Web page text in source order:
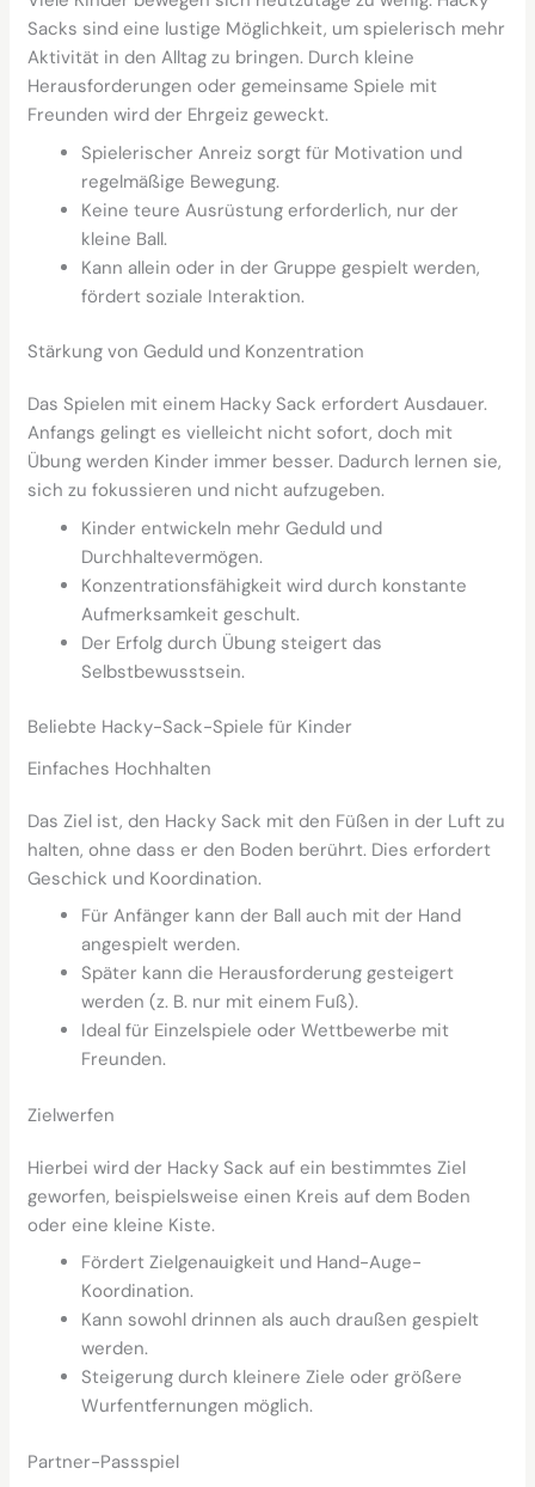
Sacks sind eine lustige Möglichkeit, um spielerisch mehr
Aktivität in den Alltag zu bringen. Durch kleine
Herausforderungen oder gemeinsame Spiele mit
Freunden wird der Ehrgeiz geweckt.
Spielerischer Anreiz sorgt für Motivation und
regelmäßige Bewegung.
Keine teure Ausrüstung erforderlich, nur der
kleine Ball.
Kann allein oder in der Gruppe gespielt werden,
fördert soziale Interaktion.
Stärkung von Geduld und Konzentration
Das Spielen mit einem Hacky Sack erfordert Ausdauer.
Anfangs gelingt es vielleicht nicht sofort, doch mit
Übung werden Kinder immer besser. Dadurch lernen sie,
sich zu fokussieren und nicht aufzugeben.
Kinder entwickeln mehr Geduld und
Durchhaltevermögen.
Konzentrationsfähigkeit wird durch konstante
Aufmerksamkeit geschult.
Der Erfolg durch Übung steigert das
Selbstbewusstsein.
Beliebte Hacky-Sack-Spiele für Kinder
Einfaches Hochhalten
Das Ziel ist, den Hacky Sack mit den Füßen in der Luft zu
halten, ohne dass er den Boden berührt. Dies erfordert
Geschick und Koordination.
Für Anfänger kann der Ball auch mit der Hand
angespielt werden.
Später kann die Herausforderung gesteigert
werden (z. B. nur mit einem Fuß).
Ideal für Einzelspiele oder Wettbewerbe mit
Freunden.
Zielwerfen
Hierbei wird der Hacky Sack auf ein bestimmtes Ziel
geworfen, beispielsweise einen Kreis auf dem Boden
oder eine kleine Kiste.
Fördert Zielgenauigkeit und Hand-Auge-
Koordination.
Kann sowohl drinnen als auch draußen gespielt
werden.
Steigerung durch kleinere Ziele oder größere
Wurfentfernungen möglich.
Partner-Passspiel